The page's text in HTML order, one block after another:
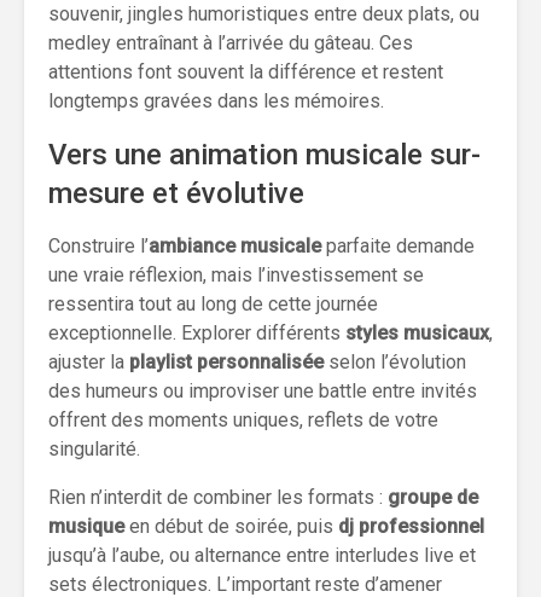
souvenir, jingles humoristiques entre deux plats, ou
medley entraînant à l’arrivée du gâteau. Ces
attentions font souvent la différence et restent
longtemps gravées dans les mémoires.
Vers une animation musicale sur-
mesure et évolutive
Construire l’ambiance musicaleparfaite demande
une vraie réflexion, mais l’investissement se
ressentira tout au long de cette journée
exceptionnelle. Explorer différents styles musicaux,
ajuster la playlist personnaliséeselon l’évolution
des humeurs ou improviser une battle entre invités
offrent des moments uniques, reflets de votre
singularité.
Rien n’interdit de combiner les formats : groupe de
musiqueen début de soirée, puis dj professionnel
jusqu’à l’aube, ou alternance entre interludes live et
sets électroniques. L’important reste d’amener